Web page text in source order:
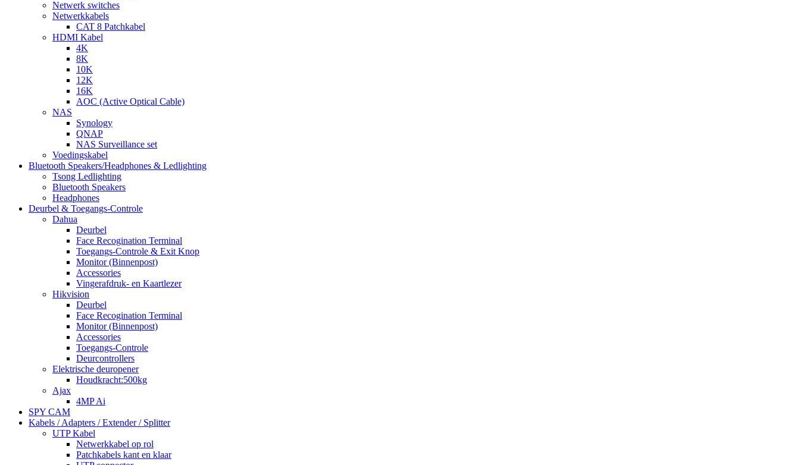
Netwerk switches
Netwerkkabels
CAT 8 Patchkabel
HDMI Kabel
4K
8K
10K
12K
16K
AOC (Active Optical Cable)
NAS
Synology
QNAP
NAS Surveillance set
Voedingskabel
Bluetooth Speakers/Headphones & Ledlighting
Tsong Ledlighting
Bluetooth Speakers
Headphones
Deurbel & Toegangs-Controle
Dahua
Deurbel
Face Recogination Terminal
Toegangs-Controle & Exit Knop
Monitor (Binnenpost)
Accessories
Vingerafdruk- en Kaartlezer
Hikvision
Deurbel
Face Recogination Terminal
Monitor (Binnenpost)
Accessories
Toegangs-Controle
Deurcontrollers
Elektrische deuropener
Houdkracht:500kg
Ajax
4MP Ai
SPY CAM
Kabels / Adapters / Extender / Splitter
UTP Kabel
Netwerkkabel op rol
Patchkabels kant en klaar